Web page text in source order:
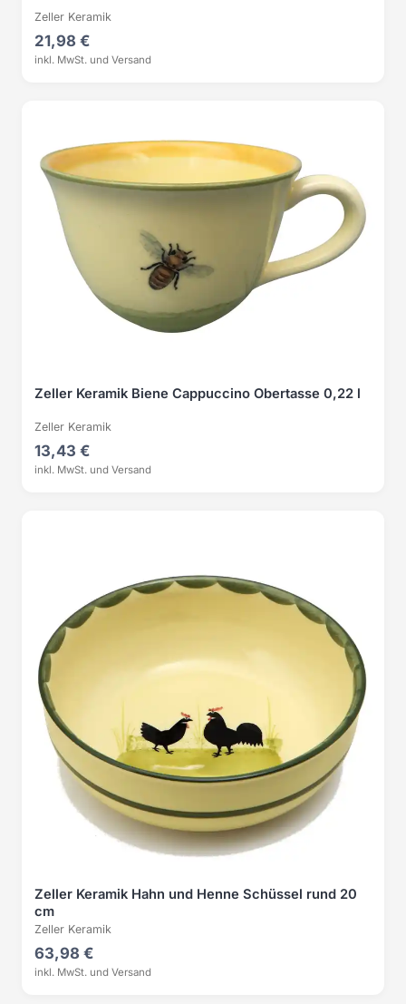
Zeller Keramik
21,98 €
inkl. MwSt. und Versand
Zeller Keramik Biene Cappuccino Obertasse 0,22 l
Zeller Keramik
13,43 €
inkl. MwSt. und Versand
Zeller Keramik Hahn und Henne Schüssel rund 20
cm
Zeller Keramik
63,98 €
inkl. MwSt. und Versand